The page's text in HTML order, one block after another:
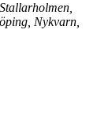
Nykvarn,